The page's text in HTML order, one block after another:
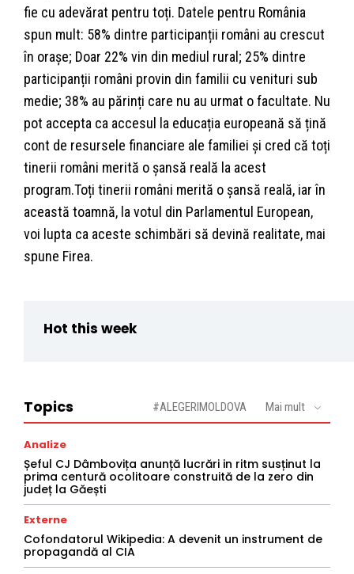
fie cu adevărat pentru toți. Datele pentru România
spun mult: 58% dintre participanții români au crescut
în orașe; Doar 22% vin din mediul rural; 25% dintre
participanții români provin din familii cu venituri sub
medie; 38% au părinți care nu au urmat o facultate. Nu
pot accepta ca accesul la educația europeană să țină
cont de resursele financiare ale familiei și cred că toți
tinerii români merită o șansă reală la acest
program.Toți tinerii români merită o șansă reală, iar în
această toamnă, la votul din Parlamentul European,
voi lupta ca aceste schimbări să devină realitate, mai
spune Firea.
Hot this week
Topics #ALEGERIMOLDOVA Mai mult
Analize
Șeful CJ Dâmbovița anunță lucrări in ritm susținut la
prima centură ocolitoare construită de la zero din
județ la Găești
Externe
Cofondatorul Wikipedia: A devenit un instrument de
propagandă al CIA